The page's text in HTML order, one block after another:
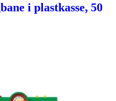
i plastkasse, 50